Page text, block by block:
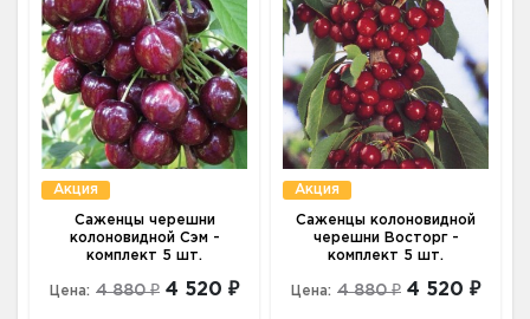
Акция
Саженцы черешни
колоновидной Сэм -
комплект 5 шт.
Цена: 4 880 ₽ 4 520 ₽
Акция
Саженцы колоновидной
черешни Восторг -
комплект 5 шт.
Цена: 4 880 ₽ 4 520 ₽